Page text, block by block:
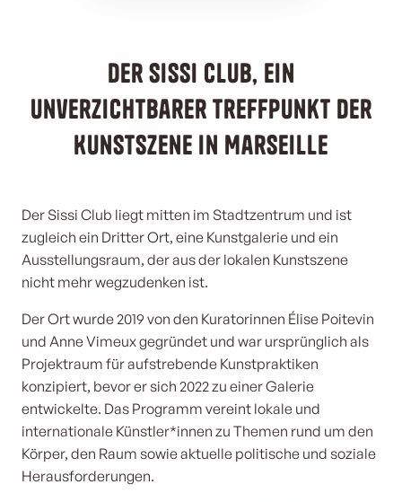
Der Sissi Club, ein
unverzichtbarer Treffpunkt der
Kunstszene in Marseille
Der Sissi Club liegt mitten im Stadtzentrum und ist
zugleich ein Dritter Ort, eine Kunstgalerie und ein
Ausstellungsraum, der aus der lokalen Kunstszene
nicht mehr wegzudenken ist.
Der Ort wurde 2019 von den Kuratorinnen Élise Poitevin
und Anne Vimeux gegründet und war ursprünglich als
Projektraum für aufstrebende Kunstpraktiken
konzipiert, bevor er sich 2022 zu einer Galerie
entwickelte. Das Programm vereint lokale und
internationale Künstler*innen zu Themen rund um den
Körper, den Raum sowie aktuelle politische und soziale
Herausforderungen.